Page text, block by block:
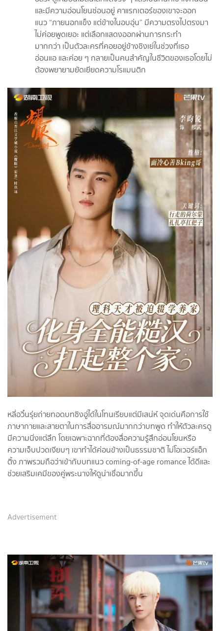
และมีความอ่อนโยนซ่อนอยู่ คาแรกเตอร์ของเขาจะออก
แนว “ภายนอกแข็ง แต่ข้างในอบอุ่น” มีความตรงไปตรงมา
ไม่ค่อยพูดเยอะ แต่เลือกแสดงออกผ่านการกระทำ
มากกว่า เป็นตัวละครที่คอยอยู่ข้างชิงเย่ในช่วงที่เธอ
อ่อนแอ และค่อย ๆ กลายเป็นคนสำคัญในชีวิตของเธอโดยไม่
ต้องพยายามยัดเยียดความโรแมนติก
หลี่อวิ๋นรุ่ยถ่ายทอดบทซิงอู่ได้ในโทนเรียบแต่มีเสน่ห์ จุดเด่นคือการใช้
ภาษากายและสายตาในการสื่ออารมณ์มากกว่าบทพูด ทำให้ตัวละครดู
มีความนิ่งแต่ลึก โดยเฉพาะฉากที่ต้องสื่อความรู้สึกอ่อนโยนหรือ
ความเจ็บปวดเงียบๆ เขาทำได้ค่อนข้างเป็นธรรมชาติ ไม่โอเวอร์แอ็ก
ติ้ง ภาพรวมถือว่าเข้ากับบทแนว coming-of-age romance ได้ดีและ
ช่วยเสริมเคมีของคู่พระนางให้ดูน่าเชื่อมากขึ้น
Advertisement